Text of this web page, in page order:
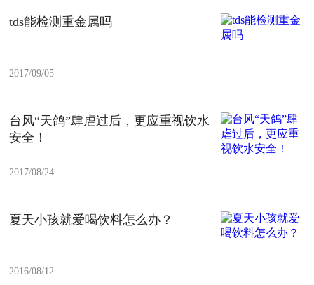
tds能检测重金属吗
2017/09/05
台风“天鸽”肆虐过后，更应重视饮水
安全！
2017/08/24
夏天小孩就爱喝饮料怎么办？
2016/08/12